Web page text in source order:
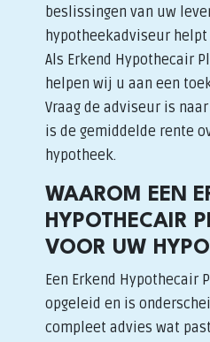
beslissingen van uw
hypotheekadviseur
Als Erkend Hypothecair
helpen wij u aan een
Vraag de adviseur is
is de gemiddelde rente
hypotheek.
WAAROM EEN
HYPOTHECAIR
VOOR UW
Een Erkend Hypothecair
opgeleid en is
compleet advies wat